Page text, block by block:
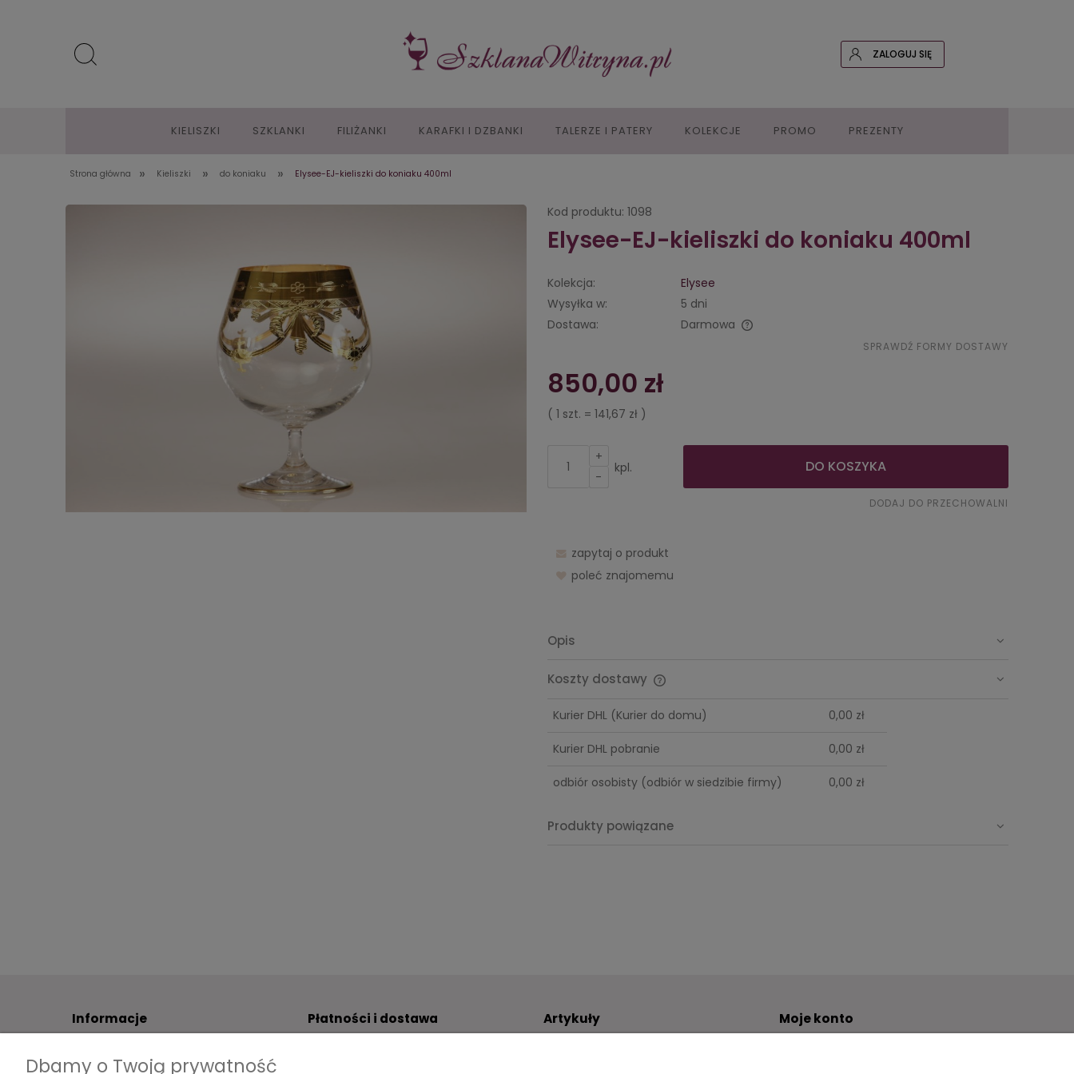
ZALOGUJ SIĘ
KIELISZKI SZKLANKI FILIŻANKI KARAFKI I DZBANKI TALERZE I PATERY KOLEKCJE PROMO PREZENTY
Strona główna » Kieliszki » do koniaku » Elysee-EJ-kieliszki do koniaku 400ml
Kod produktu: 1098
Elysee-EJ-kieliszki do koniaku 400ml
Kolekcja:
Elysee
Wysyłka w:
5 dni
Dostawa:
Darmowa
kosztów płatności
SPRAWDŹ FORMY DOSTAWY
850,00 zł
( 1 szt. = 141,67 zł )
+
-
kpl. DO KOSZYKA
DODAJ DO PRZECHOWALNI
zapytaj o produkt
poleć znajomemu
Opis
Koszty dostawy
Cena nie zawiera ewentualnych
Kurier DHL(Kurier do domu) 0,00 zł
Kurier DHL pobranie 0,00 zł
odbiór osobisty(odbiór w siedzibie firmy) 0,00 zł
Produkty powiązane
Informacje Płatności i dostawa Artykuły Moje konto
Dbamy o Twoją prywatność